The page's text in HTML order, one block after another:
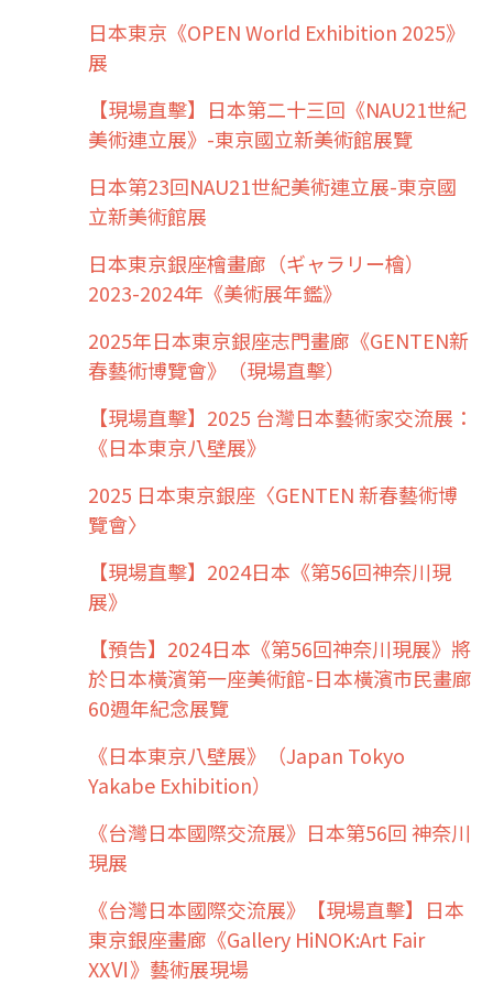
日本東京《OPEN World Exhibition 2025》
展
【現場直擊】日本第二十三回《NAU21世紀
美術連立展》-東京國立新美術館展覽
日本第23回NAU21世紀美術連立展-東京國
立新美術館展
日本東京銀座檜畫廊（ギャラリー檜）
2023-2024年《美術展年鑑》
2025年日本東京銀座志門畫廊《GENTEN新
春藝術博覽會》（現場直擊）
【現場直擊】2025 台灣日本藝術家交流展：
《日本東京八壁展》
2025 日本東京銀座〈GENTEN 新春藝術博
覽會〉
【現場直擊】2024日本《第56回神奈川現
展》
【預告】2024日本《第56回神奈川現展》將
於日本橫濱第一座美術館-日本橫濱市民畫廊
60週年紀念展覽
《日本東京八壁展》（Japan Tokyo
Yakabe Exhibition）
《台灣日本國際交流展》日本第56回 神奈川
現展
《台灣日本國際交流展》【現場直擊】日本
東京銀座畫廊《Gallery HiNOK:Art Fair
XXⅥ》藝術展現場